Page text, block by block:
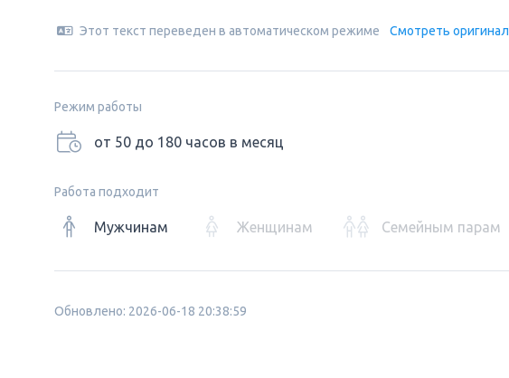
Этот текст переведен в автоматическом режиме Смотреть оригинал
Режим работы
от 50 до 180 часов в месяц
Работа подходит
Мужчинам Женщинам Семейным парам
Обновлено: 2026-06-18 20:38:59